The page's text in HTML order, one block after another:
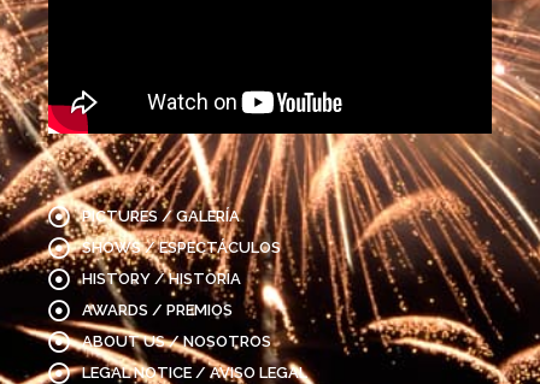
PICTURES / GALERÍA
SHOWS / ESPECTÁCULOS
HISTORY / HISTORIA
AWARDS / PREMIOS
ABOUT US / NOSOTROS
LEGAL NOTICE / AVISO LEGAL